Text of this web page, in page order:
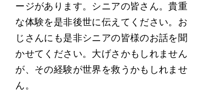
ージがあります。シニアの皆さん。貴重
な体験を是非後世に伝えてください。お
じさんにも是非シニアの皆様のお話を聞
かせてください。大げさかもしれません
が、その経験が世界を救うかもしれませ
ん。